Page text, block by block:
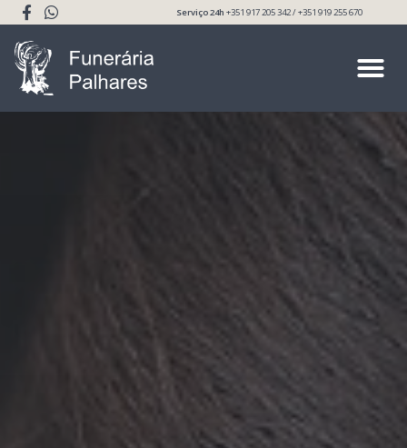
Serviço 24h+351 917 205 342 / +351 919 255 670